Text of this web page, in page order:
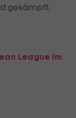
gekämpft.
League im